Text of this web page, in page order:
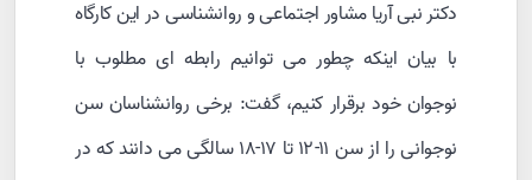
دکتر نبی آریا مشاور اجتماعی و روانشناسی در این کارگاه
با بیان اینکه چطور می توانیم رابطه ای مطلوب با
نوجوان خود برقرار کنیم، گفت: برخی روانشناسان سن
نوجوانی را از سن ۱۱-۱۲ تا ۱۷-۱۸ سالگی می دانند که در